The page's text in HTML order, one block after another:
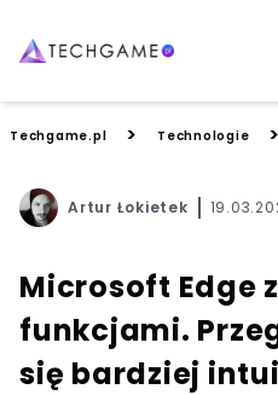
Techgame.pl > Technologie >
Artur Łokietek
Microsoft Edge
funkcjami.
się bardziej